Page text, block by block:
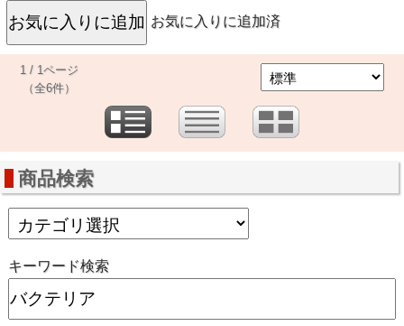
お気に入りに追加済
1 / 1ページ
（全6件）
商品検索
キーワード検索